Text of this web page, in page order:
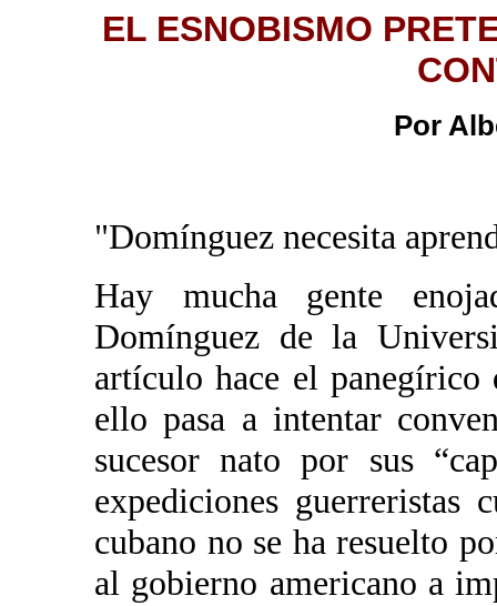
EL ESNOBISMO
Por
"Domínguez necesita
Hay mucha gente
Domínguez de la
artículo hace el
ello pasa a intentar
sucesor nato por sus
expediciones guerreristas
cubano no se ha resuelto
al gobierno americano a